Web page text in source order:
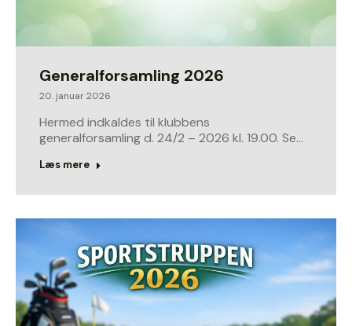
Generalforsamling 2026
20. januar 2026
Hermed indkaldes til klubbens
generalforsamling d. 24/2 – 2026 kl. 19.00. Se…
Læs mere